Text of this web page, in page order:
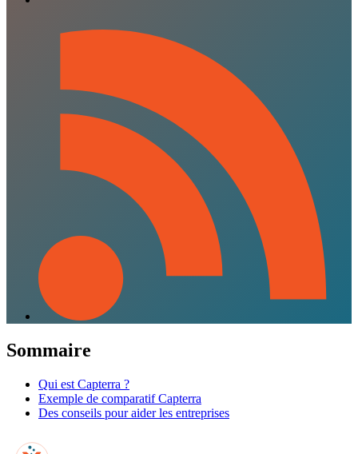
Sommaire
Qui est Capterra ?
Exemple de comparatif Capterra
Des conseils pour aider les entreprises